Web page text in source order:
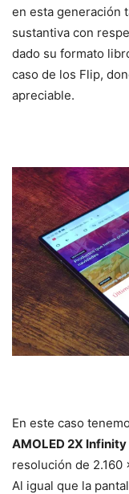
en esta generación
sustantiva con
dado su formato
caso de los Flip,
apreciable.
En este caso
AMOLED 2X
resolución de 2.160
Al igual que la